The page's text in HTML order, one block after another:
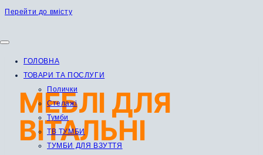
Перейти до вмісту
ГОЛОВНА
ТОВАРИ ТА ПОСЛУГИ
Полички
Стелажі
Тумби
ТВ ТУМБИ
ТУМБИ ДЛЯ ВЗУТТЯ
МЕБЛІ ДЛЯ
ВІТАЛЬНІ